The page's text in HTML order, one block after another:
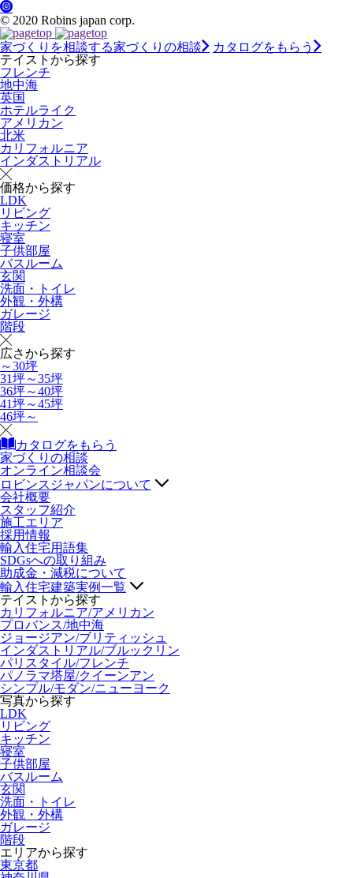
© 2020 Robins japan corp.
家づくりを相談する家づくりの相談
カタログをもらう
テイストから探す
フレンチ
地中海
英国
ホテルライク
アメリカン
北米
カリフォルニア
インダストリアル
価格から探す
LDK
リビング
キッチン
寝室
子供部屋
バスルーム
玄関
洗面・トイレ
外観・外構
ガレージ
階段
広さから探す
～30坪
31坪～35坪
36坪～40坪
41坪～45坪
46坪～
カタログをもらう
家づくりの相談
オンライン相談会
ロビンスジャパンについて
会社概要
スタッフ紹介
施工エリア
採用情報
輸入住宅用語集
SDGsへの取り組み
助成金・減税について
輸入住宅建築実例一覧
テイストから探す
カリフォルニア/アメリカン
プロバンス/地中海
ジョージアン/ブリティッシュ
インダストリアル/ブルックリン
パリスタイル/フレンチ
パノラマ塔屋/クイーンアン
シンプル/モダン/ニューヨーク
写真から探す
LDK
リビング
キッチン
寝室
子供部屋
バスルーム
玄関
洗面・トイレ
外観・外構
ガレージ
階段
エリアから探す
東京都